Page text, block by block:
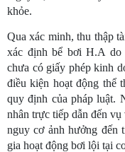
khỏe.
Qua xác minh, thu thập
xác định bể bơi H.A
chưa có giấy phép kinh
điều kiện hoạt động thể
quy định của pháp luật.
nhân trực tiếp dẫn đến
nguy cơ ảnh hưởng đến
gia hoạt động bơi lội tại